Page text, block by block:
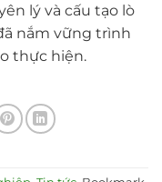
lý và cấu tạo lò
nắm vững trình
thực hiện.